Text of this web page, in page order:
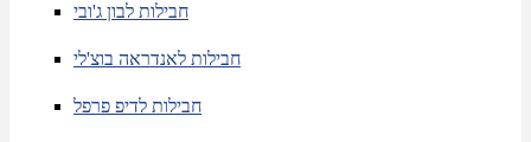
חבילות לבון ג'ובי
חבילות לאנדראה בוצ'לי
חבילות לדיפ פרפל